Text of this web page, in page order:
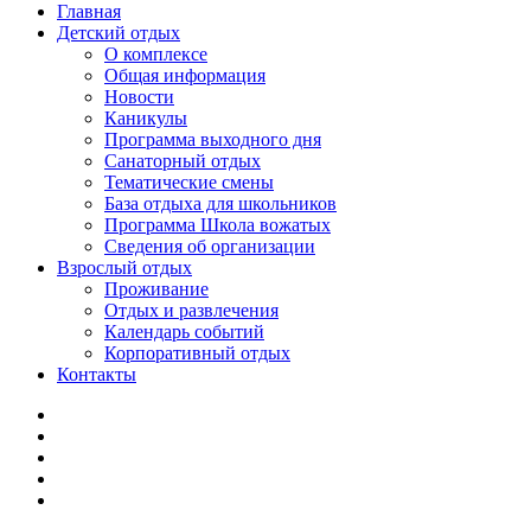
Главная
Детский отдых
О комплексе
Общая информация
Новости
Каникулы
Программа выходного дня
Санаторный отдых
Тематические смены
База отдыха для школьников
Программа Школа вожатых
Cведения об организации
Взрослый отдых
Проживание
Отдых и развлечения
Календарь событий
Корпоративный отдых
Контакты